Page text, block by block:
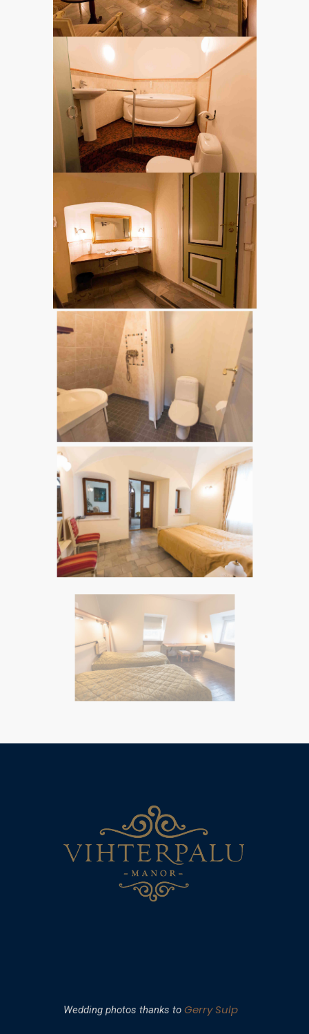
Wedding photos thanks to Gerry Sulp